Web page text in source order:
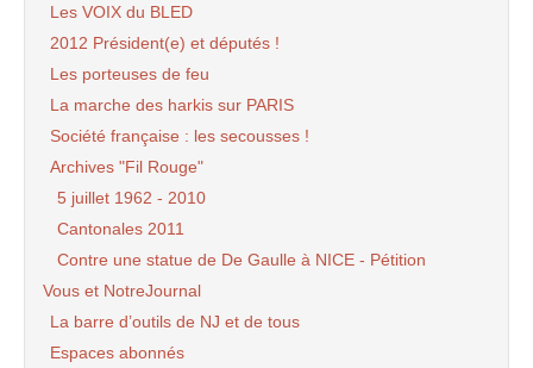
Les VOIX du BLED
2012 Président(e) et députés !
Les porteuses de feu
La marche des harkis sur PARIS
Société française : les secousses !
Archives "Fil Rouge"
5 juillet 1962 - 2010
Cantonales 2011
Contre une statue de De Gaulle à NICE - Pétition
Vous et NotreJournal
La barre d’outils de NJ et de tous
Espaces abonnés